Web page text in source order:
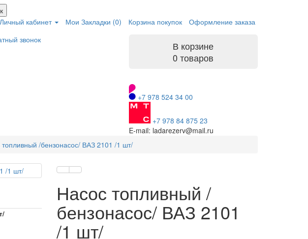
Личный кабинет Мои Закладки (0) Корзина покупок
Оформление заказа
звонок
В корзине
0 товаров
+7 978 524 34 00
+7 978 84 875 23
E-mail: ladarezerv@mail.ru
топливный /бензонасос/ ВАЗ 2101 /1 шт/
Насос топливный /
бензонасос/ ВАЗ 2101
/1 шт/